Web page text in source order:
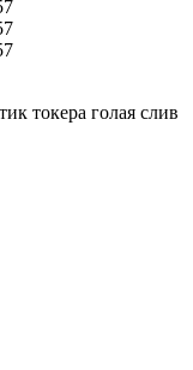
токера голая слив